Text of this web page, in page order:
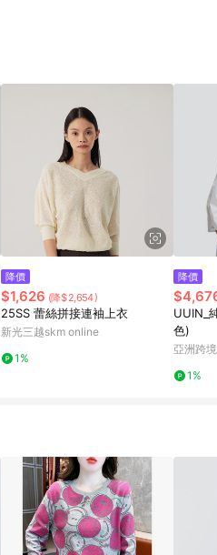
降價
$1,626 (降$2,654)
25SS 蕾絲拼接連袖上衣
新光三越skm online
1%
降價
UUIN_
色)
亞洲跨
1%